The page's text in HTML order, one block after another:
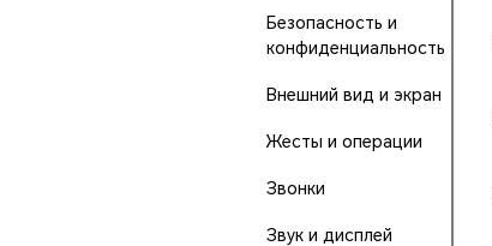
Безопасность и
конфиденциальность
Внешний вид и экран
Жесты и операции
Звонки
Звук и дисплей